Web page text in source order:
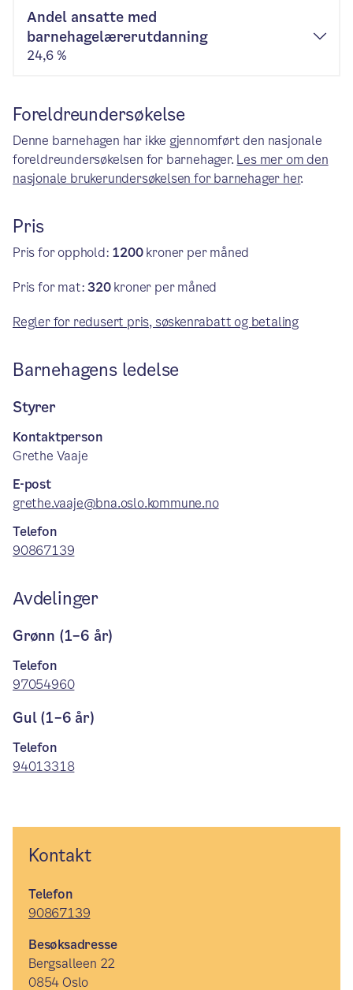
Andel ansatte med
barnehagelærerutdanning
24,6 %
Foreldreundersøkelse
Denne barnehagen har ikke gjennomført den nasjonale
foreldreundersøkelsen for barnehager. Les mer om den
nasjonale brukerundersøkelsen for barnehager her.
Pris
Pris for opphold: 1200kroner per måned
Pris for mat:320kroner per måned
Regler for redusert pris, søskenrabatt og betaling
Barnehagens ledelse
Styrer
Kontaktperson
Grethe Vaaje
E-post
grethe.vaaje@bna.oslo.kommune.no
Telefon
90867139
Avdelinger
Grønn (1–6 år)
Telefon
97054960
Gul (1–6 år)
Telefon
94013318
Kontakt
Telefon
90867139
Besøksadresse
Bergsalleen 22
0854 Oslo